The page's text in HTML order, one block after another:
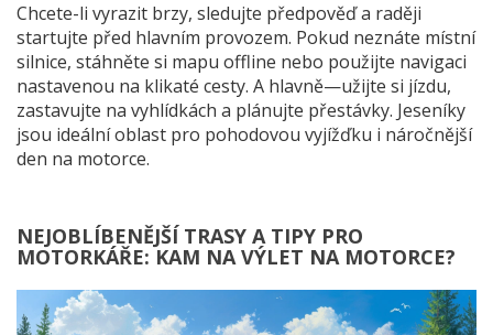
Chcete-li vyrazit brzy, sledujte předpověď a raději
startujte před hlavním provozem. Pokud neznáte místní
silnice, stáhněte si mapu offline nebo použijte navigaci
nastavenou na klikaté cesty. A hlavně—užijte si jízdu,
zastavujte na vyhlídkách a plánujte přestávky. Jeseníky
jsou ideální oblast pro pohodovou vyjížďku i náročnější
den na motorce.
NEJOBLÍBENĚJŠÍ TRASY A TIPY PRO
MOTORKÁŘE: KAM NA VÝLET NA MOTORCE?